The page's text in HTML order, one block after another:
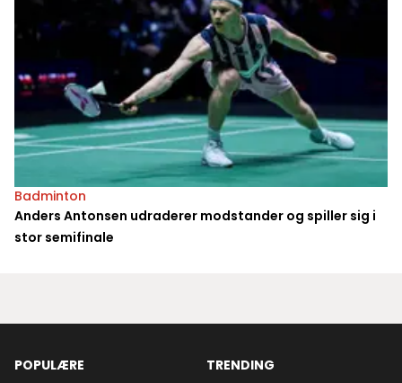
Badminton
Anders Antonsen udraderer modstander og spiller sig i
stor semifinale
POPULÆRE
TRENDING